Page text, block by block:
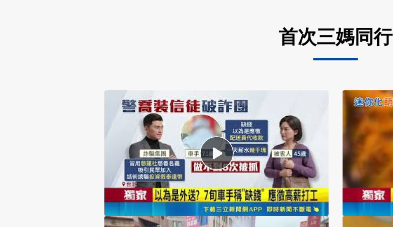
首次三媽同行